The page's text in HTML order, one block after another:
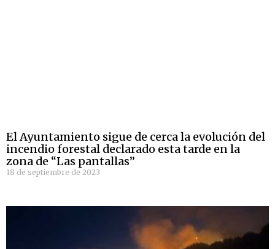
El Ayuntamiento sigue de cerca la evolución del
incendio forestal declarado esta tarde en la
zona de “Las pantallas”
18 de septiembre de 2023